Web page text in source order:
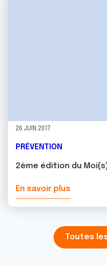
26 JUIN 2017
PRÉVENTION
2ème édition du
En savoir plus
Toutes